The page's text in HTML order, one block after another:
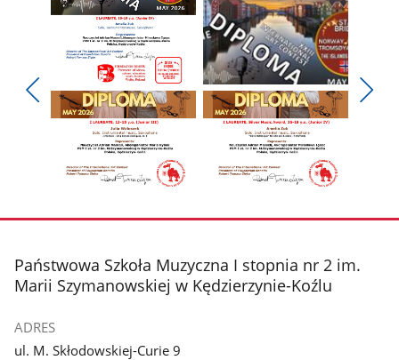
Pokaż
poprzednie
Pokaż
zdjęcie
galerii.
Pokaż
zdjęcie
galerii.
zdjęcie
galerii.
zdjęcie
galerii.
stopka
Państwowa Szkoła Muzyczna I stopnia nr 2 im.
Marii Szymanowskiej w Kędzierzynie-Koźlu
ADRES
ul. M. Skłodowskiej-Curie 9